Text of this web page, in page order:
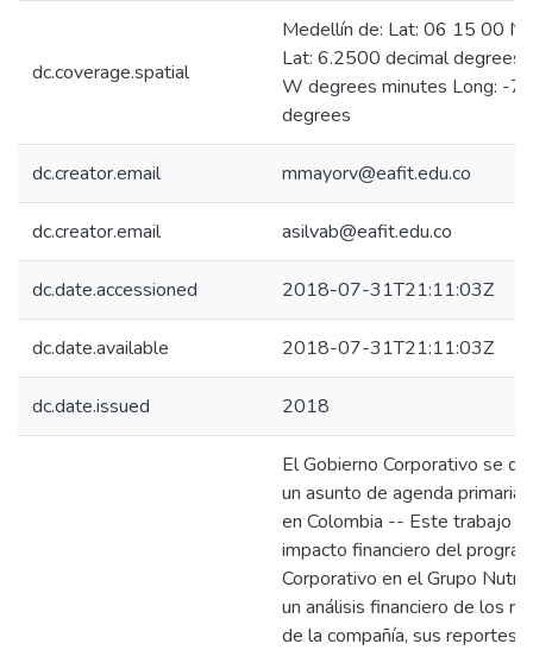
dc.coverage.spatial
Medellín de: Lat: 06 15 00 N
Lat: 6.2500 decimal
W degrees minutes Long: -
degrees
dc.creator.email mmayorv@eafit.edu.co
dc.creator.email asilvab@eafit.edu.co
dc.date.accessioned 2018-07-31T21:11:03Z
dc.date.available 2018-07-31T21:11:03Z
dc.date.issued 2018
El Gobierno Corporativo se
un asunto de agenda primaria
en Colombia -- Este trabajo
impacto financiero del
Corporativo en el Grupo
un análisis financiero de los
de la compañía, sus reportes